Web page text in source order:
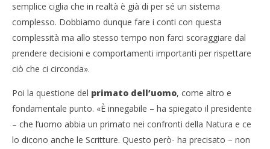
semplice ciglia che in realtà è già di per sé un sistema
complesso. Dobbiamo dunque fare i conti con questa
complessità ma allo stesso tempo non farci scoraggiare dal
prendere decisioni e comportamenti importanti per rispettare
ciò che ci circonda».
Poi la questione del primato dell’uomo, come altro e
fondamentale punto. «È innegabile – ha spiegato il presidente
– che l’uomo abbia un primato nei confronti della Natura e ce
lo dicono anche le Scritture. Questo però- ha precisato – non